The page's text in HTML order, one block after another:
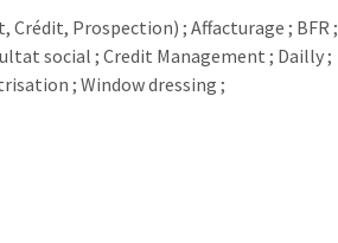
Prospection) ; Affacturage ; BFR ;
social ; Credit Management ; Dailly ;
; Window dressing ;